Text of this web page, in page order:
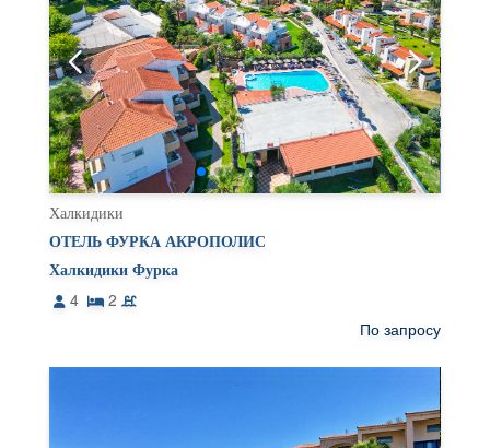
Халкидики
ОТЕЛЬ ФУРКА АКРОПОЛИС
Халкидики Фурка
4
2
По запросу